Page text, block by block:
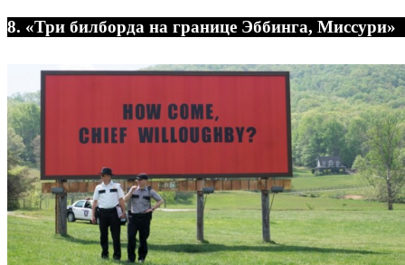
8. «Три билборда на границе Эббинга, Миссури»